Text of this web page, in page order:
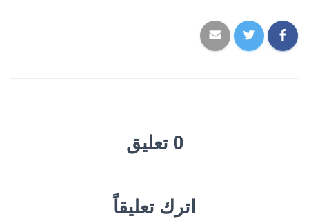
0 تعليق
اترك تعليقاً